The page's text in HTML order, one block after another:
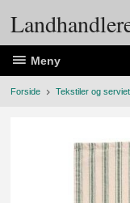
Meny
Forside Tekstiler og